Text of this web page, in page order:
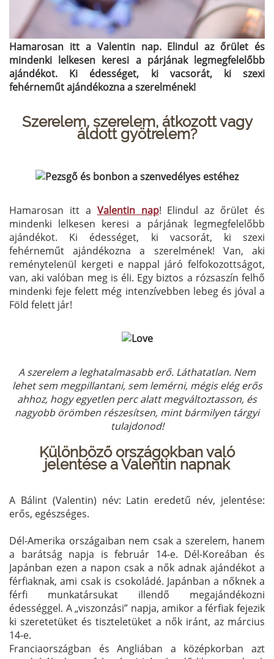
Hamarosan itt a Valentin nap. Elindul az őrület és
mindenki lelkesen keresi a párjának legmegfelelőbb
ajándékot. Ki édességet, ki vacsorát, ki szexi
fehérneműt ajándékozna a szerelmének!
Szerelem, szerelem, átkozott vagy
áldott gyötrelem?
Hamarosan itt a Valentin nap! Elindul az őrület és
mindenki lelkesen keresi a párjának legmegfelelőbb
ajándékot. Ki édességet, ki vacsorát, ki szexi
fehérneműt ajándékozna a szerelmének! Van, aki
reménytelenül kergeti e nappal járó felfokozottságot,
van, aki valóban meg is éli. Egy biztos a rózsaszín felhő
mindenki feje felett még intenzívebben lebeg és jóval a
Föld felett jár!
A szerelem a leghatalmasabb erő. Láthatatlan. Nem
lehet sem megpillantani, sem lemérni, mégis elég erős
ahhoz, hogy egyetlen perc alatt megváltoztasson, és
nagyobb örömben részesítsen, mint bármilyen tárgyi
tulajdonod!
Különböző országokban való
jelentése a Valentin napnak
A Bálint (Valentin) név: Latin eredetű név, jelentése:
erős, egészséges.
Dél-Amerika országaiban nem csak a szerelem, hanem
a barátság napja is február 14-e. Dél-Koreában és
Japánban ezen a napon csak a nők adnak ajándékot a
férfiaknak, ami csak is csokoládé. Japánban a nőknek a
férfi munkatársukat illendő megajándékozni
édességgel. A „viszonzási” napja, amikor a férfiak fejezik
ki szeretetüket és tiszteletüket a nők iránt, az március
14-e.
Franciaországban és Angliában a középkorban azt